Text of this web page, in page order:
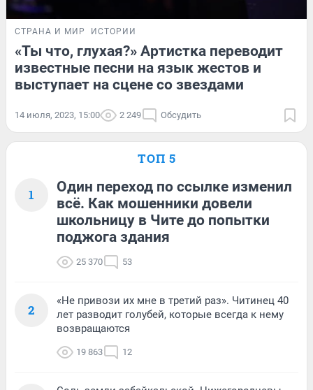
СТРАНА И МИР ИСТОРИИ
«Ты что, глухая?» Артистка переводит
известные песни на язык жестов и
выступает на сцене со звездами
14 июля, 2023, 15:00 2 249 Обсудить
ТОП 5
1
Один переход по ссылке изменил
всё. Как мошенники довели
школьницу в Чите до попытки
поджога здания
25 370 53
2
«Не привози их мне в третий раз». Читинец 40
лет разводит голубей, которые всегда к нему
возвращаются
19 863 12